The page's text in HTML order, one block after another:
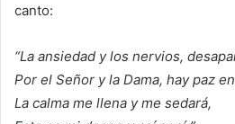
canto:
“La ansiedad y los nervios,
Por el Señor y la Dama, hay paz
La calma me llena y me sedará,